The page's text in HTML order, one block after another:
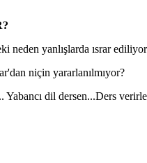
neden yanlışlarda ısrar
niçin yararlanılmıyor?
dil dersen...Ders